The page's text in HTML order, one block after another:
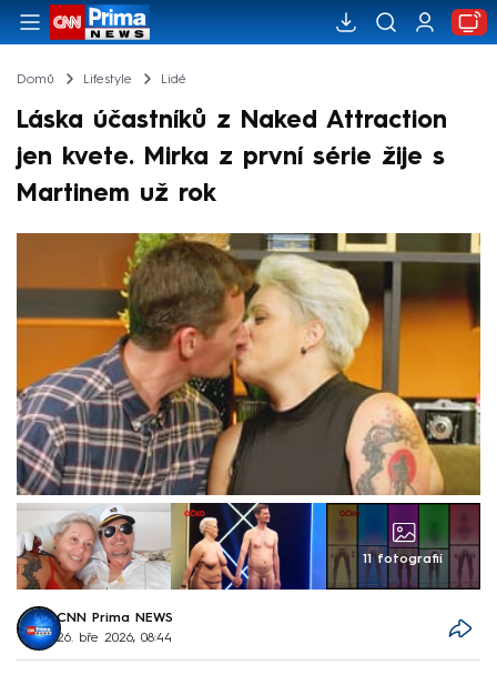
Domů Lifestyle Lidé
Láska účastníků z Naked Attraction
jen kvete. Mirka z první série žije s
Martinem už rok
11 fotografií
CNN Prima NEWS
26. bře 2026, 08:44